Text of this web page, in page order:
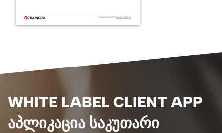
WHITE LABEL CLIENT APP
ᲐᲞᲚᲘᲙᲐᲪᲘᲐ ᲡᲐᲙᲣᲗᲐᲠᲘ